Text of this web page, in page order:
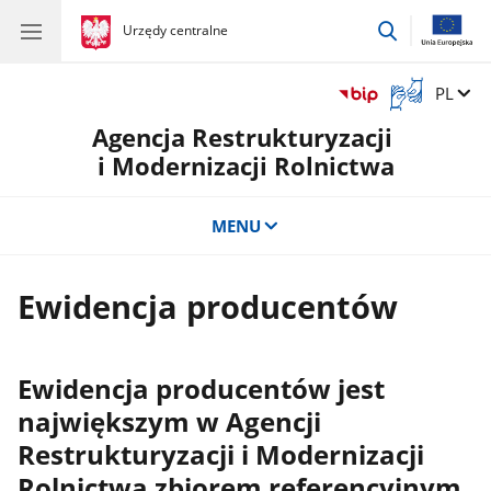
gov.pl
Urzędy centralne
gov.pl
Urzędy
przejdź
Otwórz
okno
z
tłumaczem
Zmień
PL
Agencja Restrukturyzacji
i Modernizacji Rolnictwa
MENU
Ewidencja producentów
Ewidencja producentów jest
największym w Agencji
Restrukturyzacji i Modernizacji